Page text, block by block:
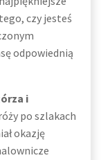
czy jesteś
odpowiednią
i
po szlakach
okazję